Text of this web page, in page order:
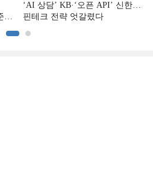
‘AI 상담’ KB·‘오픈 API’ 신한…
핀테크 전략 엇갈렸다